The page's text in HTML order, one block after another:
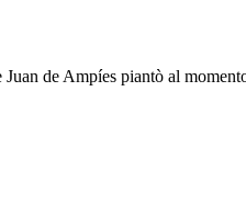
Juan de Ampíes piantò al